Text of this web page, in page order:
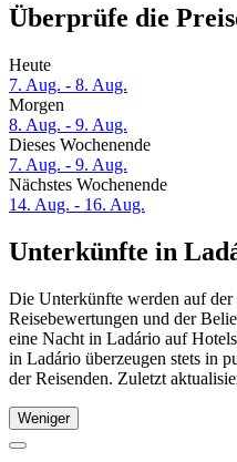
Überprüfe die
Heute
7. Aug. - 8. Aug.
Morgen
8. Aug. - 9. Aug.
Dieses Wochenende
7. Aug. - 9. Aug.
Nächstes Wochenende
14. Aug. - 16. Aug.
Unterkünfte in
Die Unterkünfte werden auf der
Reisebewertungen und der
eine Nacht in Ladário auf
in Ladário überzeugen stets in
der Reisenden. Zuletzt
Weniger